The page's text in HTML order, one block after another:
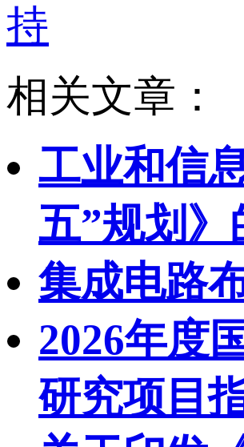
持
相关文章：
工业和信
五”规划》
集成电路
2026年度
研究项目